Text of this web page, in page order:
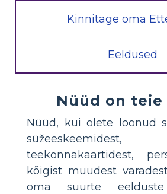
Kinnitage oma
Eeldused
Nüüd on teie
Nüüd, kui olete loonud
teekonnakaartidest,
kõigist muudest
oma suurte eelduste